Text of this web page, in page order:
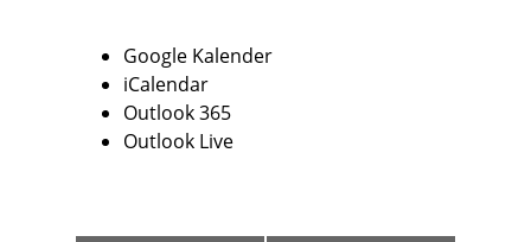
Google Kalender
iCalendar
Outlook 365
Outlook Live